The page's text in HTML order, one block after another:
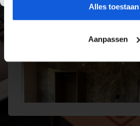
Alles toestaan
Aanpassen